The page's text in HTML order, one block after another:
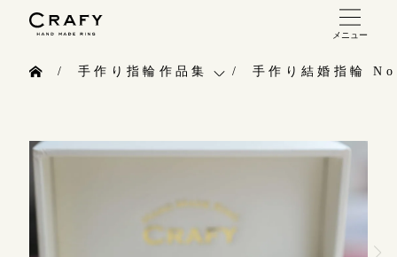
メニュー
オーダーメイド 結婚指輪・婚約指輪
手作り指輪作品集
お客様インタビュー
指輪のハンドメイド・手作り
手作り結婚指輪
10:00～18:00 /年中無休